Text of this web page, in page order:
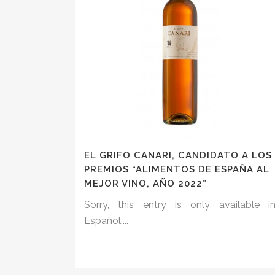
EL GRIFO CANARI, CANDIDATO A LOS
PREMIOS “ALIMENTOS DE ESPAÑA AL
MEJOR VINO, AÑO 2022”
Sorry, this entry is only available
Español....